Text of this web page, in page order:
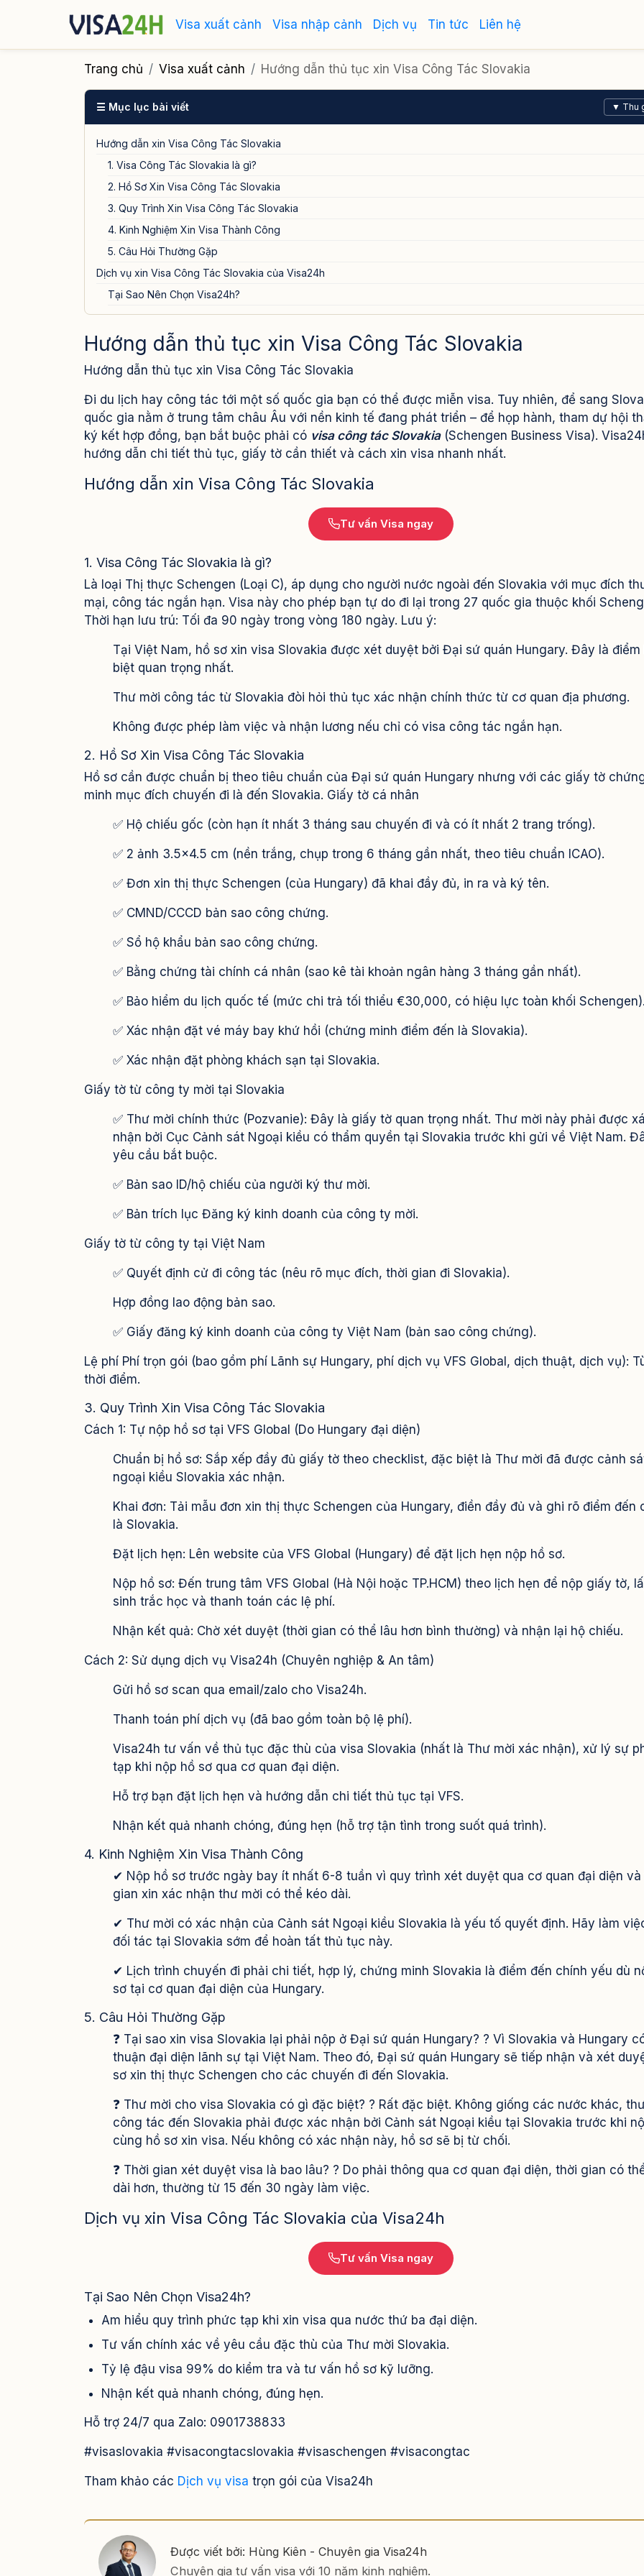
Visa xuất cảnh Visa nhập cảnh Dịch vụ Tin tức Liên hệ
Trang chủ Visa xuất cảnh Hướng dẫn thủ tục xin Visa Công Tác Slovakia
☰ Mục lục bài viết ▼ Thu
Hướng dẫn xin Visa Công Tác Slovakia
1. Visa Công Tác Slovakia là gì?
2. Hồ Sơ Xin Visa Công Tác Slovakia
3. Quy Trình Xin Visa Công Tác Slovakia
4. Kinh Nghiệm Xin Visa Thành Công
5. Câu Hỏi Thường Gặp
Dịch vụ xin Visa Công Tác Slovakia của Visa24h
Tại Sao Nên Chọn Visa24h?
Hướng dẫn thủ tục xin Visa Công Tác Slovakia
Hướng dẫn thủ tục xin Visa Công Tác Slovakia
Đi du lịch hay công tác tới một số quốc gia bạn có thể được miễn visa. Tuy nhiên, để sang
quốc gia nằm ở trung tâm châu Âu với nền kinh tế đang phát triển – để họp hành, tham dự hội
ký kết hợp đồng, bạn bắt buộc phải có visa công tác Slovakia(Schengen Business Visa).
hướng dẫn chi tiết thủ tục, giấy tờ cần thiết và cách xin visa nhanh nhất.
Hướng dẫn xin Visa Công Tác Slovakia
Tư vấn Visa ngay
1. Visa Công Tác Slovakia là gì?
Là loại Thị thực Schengen (Loại C), áp dụng cho người nước ngoài đến Slovakia với mục đích
mại, công tác ngắn hạn. Visa này cho phép bạn tự do đi lại trong 27 quốc gia thuộc khối
Thời hạn lưu trú: Tối đa 90 ngày trong vòng 180 ngày. Lưu ý:
Tại Việt Nam, hồ sơ xin visa Slovakia được xét duyệt bởi Đại sứ quán Hungary. Đây là điểm
biệt quan trọng nhất.
Thư mời công tác từ Slovakia đòi hỏi thủ tục xác nhận chính thức từ cơ quan địa phương.
Không được phép làm việc và nhận lương nếu chỉ có visa công tác ngắn hạn.
2. Hồ Sơ Xin Visa Công Tác Slovakia
Hồ sơ cần được chuẩn bị theo tiêu chuẩn của Đại sứ quán Hungary nhưng với các giấy tờ
minh mục đích chuyến đi là đến Slovakia. Giấy tờ cá nhân
✅ Hộ chiếu gốc (còn hạn ít nhất 3 tháng sau chuyến đi và có ít nhất 2 trang trống).
✅ 2 ảnh 3.5x4.5 cm (nền trắng, chụp trong 6 tháng gần nhất, theo tiêu chuẩn ICAO).
✅ Đơn xin thị thực Schengen (của Hungary) đã khai đầy đủ, in ra và ký tên.
✅ CMND/CCCD bản sao công chứng.
✅ Sổ hộ khẩu bản sao công chứng.
✅ Bằng chứng tài chính cá nhân (sao kê tài khoản ngân hàng 3 tháng gần nhất).
✅ Bảo hiểm du lịch quốc tế (mức chi trả tối thiểu €30,000, có hiệu lực toàn khối Schengen).
✅ Xác nhận đặt vé máy bay khứ hồi (chứng minh điểm đến là Slovakia).
✅ Xác nhận đặt phòng khách sạn tại Slovakia.
Giấy tờ từ công ty mời tại Slovakia
✅ Thư mời chính thức (Pozvanie): Đây là giấy tờ quan trọng nhất. Thư mời này phải được
nhận bởi Cục Cảnh sát Ngoại kiều có thẩm quyền tại Slovakia trước khi gửi về Việt Nam.
yêu cầu bắt buộc.
✅ Bản sao ID/hộ chiếu của người ký thư mời.
✅ Bản trích lục Đăng ký kinh doanh của công ty mời.
Giấy tờ từ công ty tại Việt Nam
✅ Quyết định cử đi công tác (nêu rõ mục đích, thời gian đi Slovakia).
Hợp đồng lao động bản sao.
✅ Giấy đăng ký kinh doanh của công ty Việt Nam (bản sao công chứng).
Lệ phí Phí trọn gói (bao gồm phí Lãnh sự Hungary, phí dịch vụ VFS Global, dịch thuật, dịch vụ):
thời điểm.
3. Quy Trình Xin Visa Công Tác Slovakia
Cách 1: Tự nộp hồ sơ tại VFS Global (Do Hungary đại diện)
Chuẩn bị hồ sơ: Sắp xếp đầy đủ giấy tờ theo checklist, đặc biệt là Thư mời đã được cảnh
ngoại kiều Slovakia xác nhận.
Khai đơn: Tải mẫu đơn xin thị thực Schengen của Hungary, điền đầy đủ và ghi rõ điểm đến
là Slovakia.
Đặt lịch hẹn: Lên website của VFS Global (Hungary) để đặt lịch hẹn nộp hồ sơ.
Nộp hồ sơ: Đến trung tâm VFS Global (Hà Nội hoặc TP.HCM) theo lịch hẹn để nộp giấy tờ,
sinh trắc học và thanh toán các lệ phí.
Nhận kết quả: Chờ xét duyệt (thời gian có thể lâu hơn bình thường) và nhận lại hộ chiếu.
Cách 2: Sử dụng dịch vụ Visa24h (Chuyên nghiệp & An tâm)
Gửi hồ sơ scan qua email/zalo cho Visa24h.
Thanh toán phí dịch vụ (đã bao gồm toàn bộ lệ phí).
Visa24h tư vấn về thủ tục đặc thù của visa Slovakia (nhất là Thư mời xác nhận), xử lý sự
tạp khi nộp hồ sơ qua cơ quan đại diện.
Hỗ trợ bạn đặt lịch hẹn và hướng dẫn chi tiết thủ tục tại VFS.
Nhận kết quả nhanh chóng, đúng hẹn (hỗ trợ tận tình trong suốt quá trình).
4. Kinh Nghiệm Xin Visa Thành Công
✔ Nộp hồ sơ trước ngày bay ít nhất 6-8 tuần vì quy trình xét duyệt qua cơ quan đại diện và
gian xin xác nhận thư mời có thể kéo dài.
✔ Thư mời có xác nhận của Cảnh sát Ngoại kiều Slovakia là yếu tố quyết định. Hãy làm
đối tác tại Slovakia sớm để hoàn tất thủ tục này.
✔ Lịch trình chuyến đi phải chi tiết, hợp lý, chứng minh Slovakia là điểm đến chính yếu dù
sơ tại cơ quan đại diện của Hungary.
5. Câu Hỏi Thường Gặp
❓ Tại sao xin visa Slovakia lại phải nộp ở Đại sứ quán Hungary? ? Vì Slovakia và Hungary
thuận đại diện lãnh sự tại Việt Nam. Theo đó, Đại sứ quán Hungary sẽ tiếp nhận và xét
sơ xin thị thực Schengen cho các chuyến đi đến Slovakia.
❓ Thư mời cho visa Slovakia có gì đặc biệt? ? Rất đặc biệt. Không giống các nước khác,
công tác đến Slovakia phải được xác nhận bởi Cảnh sát Ngoại kiều tại Slovakia trước khi
cùng hồ sơ xin visa. Nếu không có xác nhận này, hồ sơ sẽ bị từ chối.
❓ Thời gian xét duyệt visa là bao lâu? ? Do phải thông qua cơ quan đại diện, thời gian có
dài hơn, thường từ 15 đến 30 ngày làm việc.
Dịch vụ xin Visa Công Tác Slovakia của Visa24h
Tư vấn Visa ngay
Tại Sao Nên Chọn Visa24h?
Am hiểu quy trình phức tạp khi xin visa qua nước thứ ba đại diện.
Tư vấn chính xác về yêu cầu đặc thù của Thư mời Slovakia.
Tỷ lệ đậu visa 99% do kiểm tra và tư vấn hồ sơ kỹ lưỡng.
Nhận kết quả nhanh chóng, đúng hẹn.
Hỗ trợ 24/7 qua Zalo: 0901738833
#visaslovakia #visacongtacslovakia #visaschengen #visacongtac
Tham khảo các Dịch vụ visa trọn gói của Visa24h
Được viết bởi: Hùng Kiên - Chuyên gia Visa24h
Chuyên gia tư vấn visa với 10 năm kinh nghiệm.